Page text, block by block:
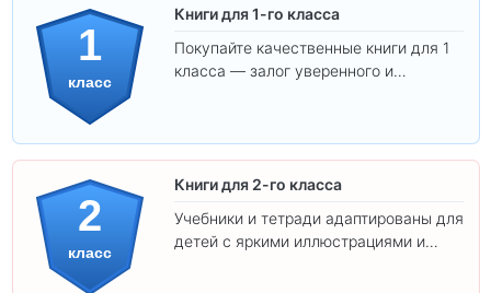
1
класс
Книги для 1-го класса
Покупайте качественные книги для 1
класса — залог уверенного и
2
класс
Книги для 2-го класса
Учебники и тетради адаптированы для
детей с яркими иллюстрациями и